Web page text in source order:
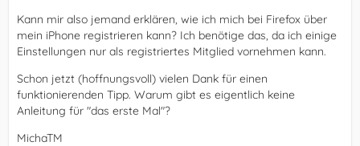
Kann mir also jemand erklären, wie ich mich bei Firefox über
mein iPhone registrieren kann? Ich benötige das, da ich einige
Einstellungen nur als registriertes Mitglied vornehmen kann.
Schon jetzt (hoffnungsvoll) vielen Dank für einen
funktionierenden Tipp. Warum gibt es eigentlich keine
Anleitung für "das erste Mal"?
MichaTM